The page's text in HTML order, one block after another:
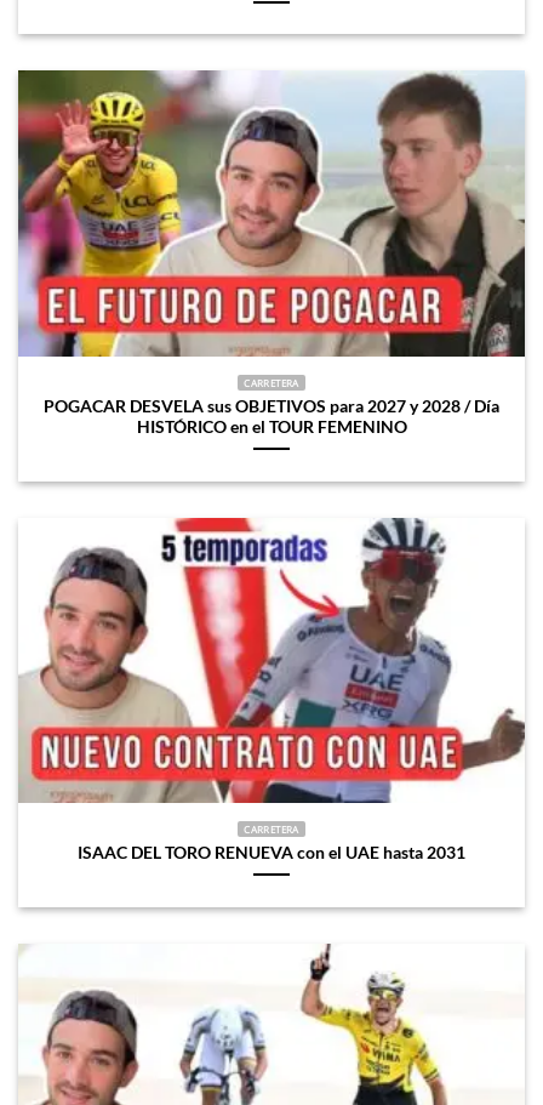
CARRETERA
POGACAR DESVELA sus OBJETIVOS para 2027 y 2028 / Día
HISTÓRICO en el TOUR FEMENINO
CARRETERA
ISAAC DEL TORO RENUEVA con el UAE hasta 2031